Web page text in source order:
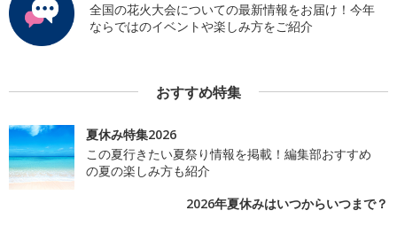
全国の花火大会についての最新情報をお届け！今年
ならではのイベントや楽しみ方をご紹介
おすすめ特集
夏休み特集2026
この夏行きたい夏祭り情報を掲載！編集部おすすめ
の夏の楽しみ方も紹介
2026年夏休みはいつからいつまで？